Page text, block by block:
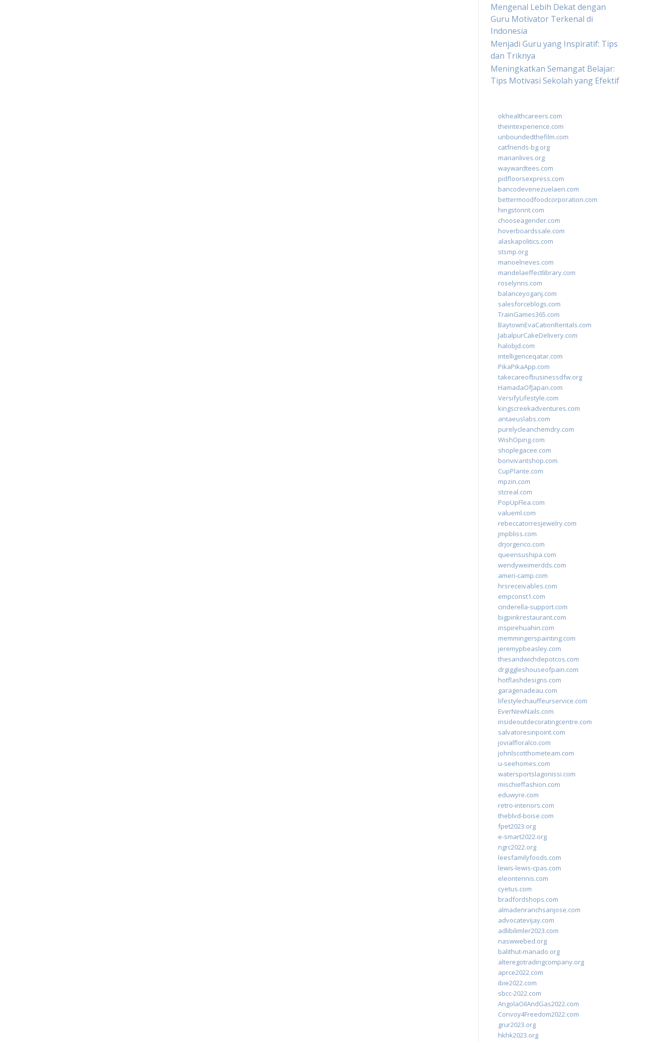
Mengenal Lebih Dekat dengan
Guru Motivator Terkenal di
Indonesia
Menjadi Guru yang Inspiratif: Tips
dan Triknya
Meningkatkan Semangat Belajar:
Tips Motivasi Sekolah yang Efektif
okhealthcareers.com
theintexperience.com
unboundedthefilm.com
catfriends-bg.org
marianlives.org
waywardtees.com
pidfloorsexpress.com
bancodevenezuelaen.com
bettermoodfoodcorporation.com
hingstonnt.com
chooseagender.com
hoverboardssale.com
alaskapolitics.com
stsmp.org
manoelneves.com
mandelaeffectlibrary.com
roselynns.com
balanceyoganj.com
salesforceblogs.com
TrainGames365.com
BaytownEvaCationRentals.com
JabalpurCakeDelivery.com
halobjd.com
intelligenceqatar.com
PikaPikaApp.com
takecareofbusinessdfw.org
HamadaOfJapan.com
VersifyLifestyle.com
kingscreekadventures.com
antaeuslabs.com
purelycleanchemdry.com
WishOping.com
shoplegacee.com
bonvivantshop.com
CupPlante.com
mpzin.com
stcreal.com
PopUpFlea.com
valueml.com
rebeccatorresjewelry.com
jmpbliss.com
drjorgerico.com
queensushipa.com
wendyweimerdds.com
ameri-camp.com
hrsreceivables.com
empconst1.com
cinderella-support.com
bigpinkrestaurant.com
inspirehuahin.com
memmingerspainting.com
jeremypbeasley.com
thesandwichdepotcos.com
drgiggleshouseofpain.com
hotflashdesigns.com
garagenadeau.com
lifestylechauffeurservice.com
EverNewNails.com
insideoutdecoratingcentre.com
salvatoresinpoint.com
jovialfloralco.com
johnlscotthometeam.com
u-seehomes.com
watersportslagonissi.com
mischieffashion.com
eduwyre.com
retro-interiors.com
theblvd-boise.com
fpet2023.org
e-smart2022.org
ngrc2022.org
leesfamilyfoods.com
lewis-lewis-cpas.com
eleontennis.com
cyetus.com
bradfordshops.com
almadenranchsanjose.com
advocatevijay.com
adlibilimler2023.com
naswwebed.org
balithut-manado.org
alteregotradingcompany.org
aprce2022.com
ibie2022.com
sbcc-2022.com
AngolaOilAndGas2022.com
Convoy4Freedom2022.com
grur2023.org
hkhk2023.org